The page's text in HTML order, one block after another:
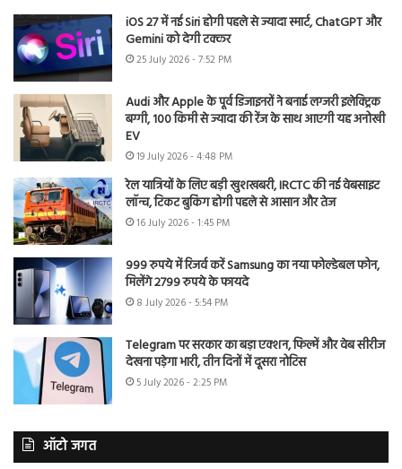
iOS 27 में नई Siri होगी पहले से ज्यादा स्मार्ट, ChatGPT और
Gemini को देगी टक्कर
25 July 2026 - 7:52 PM
Audi और Apple के पूर्व डिजाइनरों ने बनाई लग्जरी इलेक्ट्रिक
बग्गी, 100 किमी से ज्यादा की रेंज के साथ आएगी यह अनोखी
EV
19 July 2026 - 4:48 PM
रेल यात्रियों के लिए बड़ी खुशखबरी, IRCTC की नई वेबसाइट
लॉन्च, टिकट बुकिंग होगी पहले से आसान और तेज
16 July 2026 - 1:45 PM
999 रुपये में रिजर्व करें Samsung का नया फोल्डेबल फोन,
मिलेंगे 2799 रुपये के फायदे
8 July 2026 - 5:54 PM
Telegram पर सरकार का बड़ा एक्शन, फिल्में और वेब सीरीज
देखना पड़ेगा भारी, तीन दिनों में दूसरा नोटिस
5 July 2026 - 2:25 PM
ऑटो जगत